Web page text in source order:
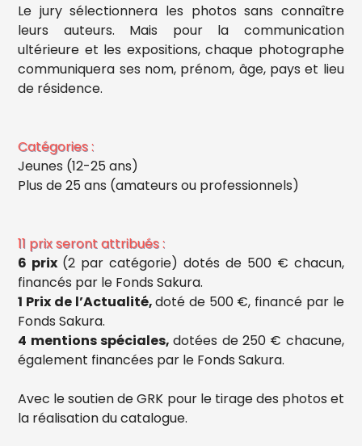
Le jury sélectionnera les photos sans connaître
leurs auteurs. Mais pour la communication
ultérieure et les expositions, chaque photographe
communiquera ses nom, prénom, âge, pays et lieu
de résidence.
Catégories :
Jeunes (12-25 ans)
Plus de 25 ans (amateurs ou professionnels)
11 prix seront attribués :
6 prix (2 par catégorie) dotés de 500 € chacun,
financés par le Fonds Sakura.
1 Prix de l’Actualité,doté de 500 €, financé par le
Fonds Sakura.
4 mentions spéciales,dotées de 250 € chacune,
également financées par le Fonds Sakura.
Avec le soutien de GRK pour le tirage des photos et
la réalisation du catalogue.